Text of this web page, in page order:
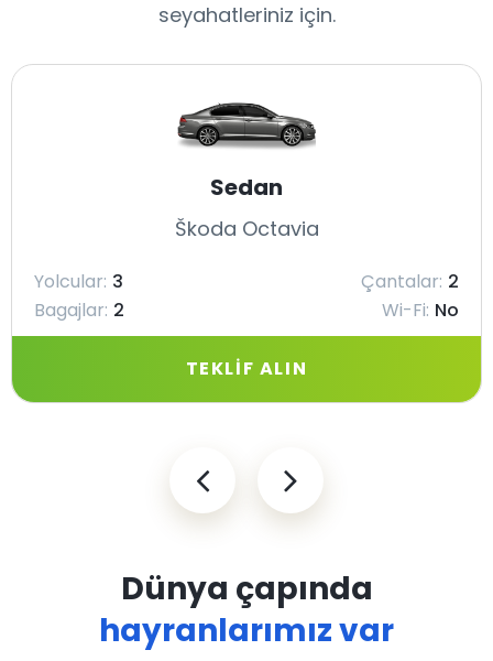
seyahatleriniz için.
Sedan
Škoda Octavia
Yolcular: 3 Çantalar: 2
Bagajlar: 2 Wi-Fi: No
TEKLIF ALIN
Dünya çapında
hayranlarımız var